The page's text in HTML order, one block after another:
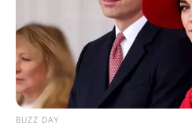
BUZZ DAY